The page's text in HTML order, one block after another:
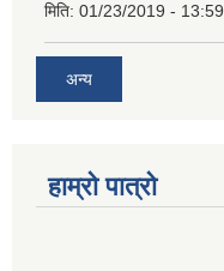
मिति: 01/23/2019 - 13:59
अन्य
हाम्रो पात्रो